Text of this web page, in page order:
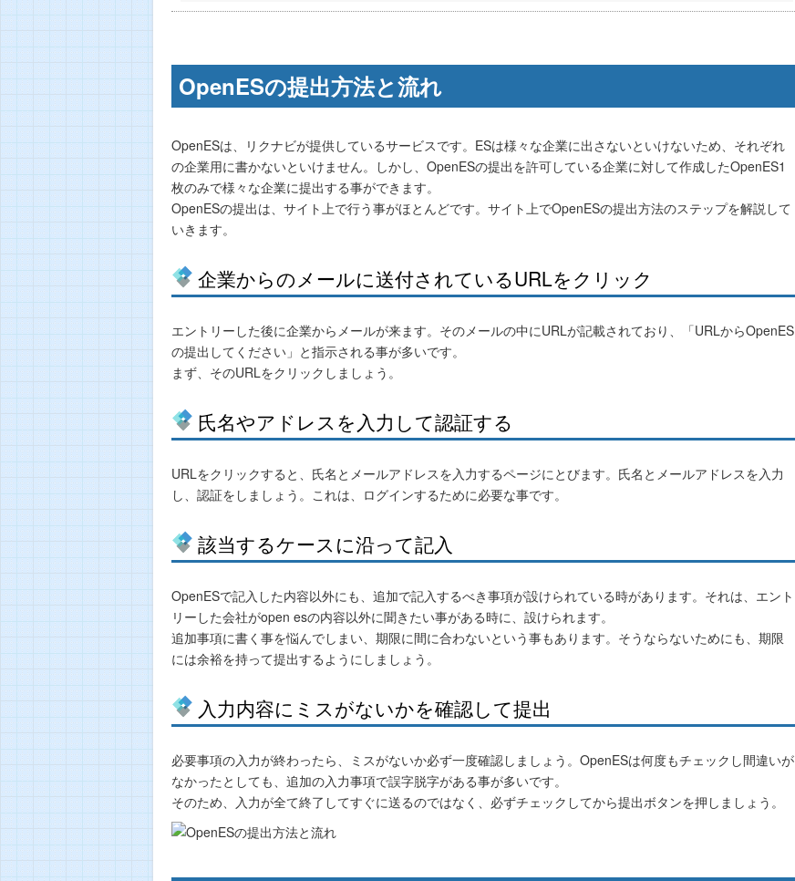
OpenESの提出方法と流れ
OpenESは、リクナビが提供しているサービスです。ESは様々な企業に出さないといけないため、それぞれ
の企業用に書かないといけません。しかし、OpenESの提出を許可している企業に対して作成したOpenES1
枚のみで様々な企業に提出する事ができます。
OpenESの提出は、サイト上で行う事がほとんどです。サイト上でOpenESの提出方法のステップを解説して
いきます。
企業からのメールに送付されているURLをクリック
エントリーした後に企業からメールが来ます。そのメールの中にURLが記載されており、「URLからOpenES
の提出してください」と指示される事が多いです。
まず、そのURLをクリックしましょう。
氏名やアドレスを入力して認証する
URLをクリックすると、氏名とメールアドレスを入力するページにとびます。氏名とメールアドレスを入力
し、認証をしましょう。これは、ログインするために必要な事です。
該当するケースに沿って記入
OpenESで記入した内容以外にも、追加で記入するべき事項が設けられている時があります。それは、エント
リーした会社がopen esの内容以外に聞きたい事がある時に、設けられます。
追加事項に書く事を悩んでしまい、期限に間に合わないという事もあります。そうならないためにも、期限
には余裕を持って提出するようにしましょう。
入力内容にミスがないかを確認して提出
必要事項の入力が終わったら、ミスがないか必ず一度確認しましょう。OpenESは何度もチェックし間違いが
なかったとしても、追加の入力事項で誤字脱字がある事が多いです。
そのため、入力が全て終了してすぐに送るのではなく、必ずチェックしてから提出ボタンを押しましょう。